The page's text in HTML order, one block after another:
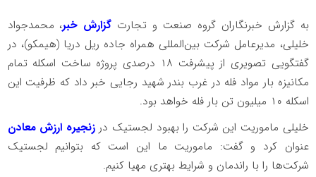
به گزارش خبرنگاران گروه صنعت و تجارت گزارش خبر، محمدجواد
خلیلی، مدیرعامل شرکت بین‌المللی همراه جاده ریل دریا (هیمکو)، در
گفتگویی تصویری از پیشرفت ۱۸ درصدی پروژه ساخت اسکله تمام
مکانیزه بار مواد فله در غرب بندر شهید رجایی خبر داد که ظرفیت این
اسکله ۱۰ میلیون تن بار فله خواهد بود.
خلیلی ماموریت این شرکت را بهبود لجستیک درزنجیره ارزش معادن
عنوان کرد و گفت: ماموریت ما این است که بتوانیم لجستیک
شرکت‌ها را با راندمان و شرایط بهتری مهیا کنیم.